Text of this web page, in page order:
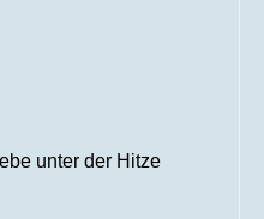
unter der Hitze